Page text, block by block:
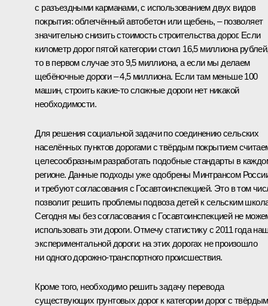
с разъездными карманами, с использованием двух видов
покрытия: облегчённый автобетон или щебень, – позволяет
значительно снизить стоимость строительства дорог. Если
километр дорог пятой категории стоил 16,5 миллиона
то в первом случае это 9,5 миллиона, а если мы делаем
щебёночные дороги – 4,5 миллиона. Если там меньше 100
машин, строить какие‑то сложные дороги нет никакой
необходимости.
Для решения социальной задачи по соединению сельских
населённых пунктов дорогами с твёрдым покрытием
целесообразным разработать подобные стандарты в
регионе. Данные подходы уже одобрены Минтрансом
и требуют согласования с Госавтоинспекцией. Это в том
позволит решить проблемы подвоза детей к сельским
Сегодня мы без согласования с Госавтоинспекцией не
использовать эти дороги. Отмечу статистику с 2011 года
экспериментальной дороги: на этих дорогах не произошло
ни одного дорожно-транспортного происшествия.
Кроме того, необходимо решить задачу перевода
существующих грунтовых дорог к категории дорог с твёрдым